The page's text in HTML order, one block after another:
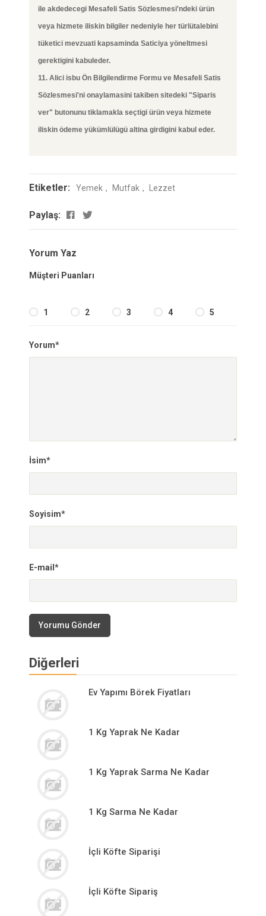
ile akdedecegi Mesafeli Satis Sözlesmesi'ndeki ürün
veya hizmete iliskin bilgiler nedeniyle her türlütalebini
tüketici mevzuati kapsaminda Saticiya yöneltmesi
gerektigini kabuleder.
11. Alici isbu Ön Bilgilendirme Formu ve Mesafeli Satis
Sözlesmesi'ni onaylamasini takiben sitedeki "Siparis
ver" butonunu tiklamakla seçtigi ürün veya hizmete
iliskin ödeme yükümlülügü altina girdigini kabul eder.
Etiketler: Yemek Mutfak Lezzet
Paylaş:
Yorum Yaz
Müşteri Puanları
1 2 3 4 5
Yorum*
İsim*
Soyisim*
E-mail*
Yorumu Gönder
Diğerleri
Ev Yapımı Börek Fiyatları
1 Kg Yaprak Ne Kadar
1 Kg Yaprak Sarma Ne Kadar
1 Kg Sarma Ne Kadar
İçli Köfte Siparişi
İçli Köfte Sipariş